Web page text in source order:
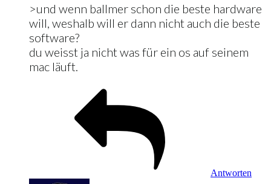
>und wenn ballmer schon die beste hardware
will, weshalb will er dann nicht auch die beste
software?
du weisst ja nicht was für ein os auf seinem
mac läuft.
Antworten